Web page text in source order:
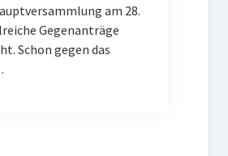
am 28.
Gegenanträge
Schon gegen das